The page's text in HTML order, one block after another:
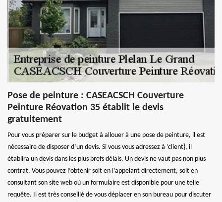
Pose de peinture : CASEACSCH Couverture
Peinture Réovation 35 établit le devis
gratuitement
Pour vous préparer sur le budget à allouer à une pose de peinture, il est
nécessaire de disposer d’un devis. Si vous vous adressez à ‘client}, il
établira un devis dans les plus brefs délais. Un devis ne vaut pas non plus
contrat. Vous pouvez l’obtenir soit en l’appelant directement, soit en
consultant son site web où un formulaire est disponible pour une telle
requête. Il est très conseillé de vous déplacer en son bureau pour discuter